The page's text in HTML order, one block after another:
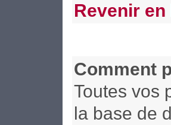
Revenir
Comment
Toutes vos
la base de